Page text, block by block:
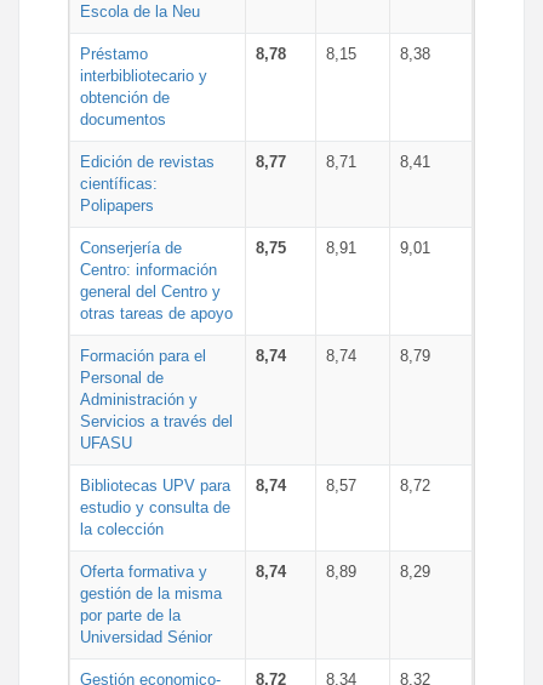
Escola de la Neu
Préstamo
interbibliotecario y
obtención de
documentos
8,78 8,15 8,38
Edición de revistas
científicas:
Polipapers
8,77 8,71 8,41
Conserjería de
Centro: información
general del Centro y
otras tareas de apoyo
8,75 8,91 9,01
Formación para el
Personal de
Administración y
Servicios a través del
UFASU
8,74 8,74 8,79
Bibliotecas UPV para
estudio y consulta de
la colección
8,74 8,57 8,72
Oferta formativa y
gestión de la misma
por parte de la
Universidad Sénior
8,74 8,89 8,29
Gestión economico- 8,72 8,34 8,32